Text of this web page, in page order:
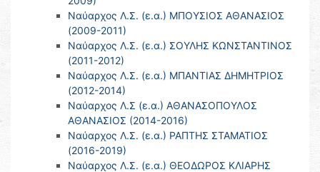
Ναύαρχος Λ.Σ. (ε.α.) ΜΠΟΥΣΙΟΣ ΑΘΑΝΑΣΙΟΣ
(2009-2011)
Ναύαρχος Λ.Σ. (ε.α.) ΣΟΥΛΗΣ ΚΩΝΣΤΑΝΤΙΝΟΣ
(2011-2012)
Ναύαρχος Λ.Σ. (ε.α.) ΜΠΑΝΤΙΑΣ ΔΗΜΗΤΡΙΟΣ
(2012-2014)
Ναύαρχος Λ.Σ (ε.α.) ΑΘΑΝΑΣΟΠΟΥΛΟΣ
ΑΘΑΝΑΣΙΟΣ (2014-2016)
Ναύαρχος Λ.Σ. (ε.α.) ΡΑΠΤΗΣ ΣΤΑΜΑΤΙΟΣ
(2016-2019)
Ναύαρχος Λ.Σ. (ε.α.) ΘΕΟΔΩΡΟΣ ΚΛΙΑΡΗΣ